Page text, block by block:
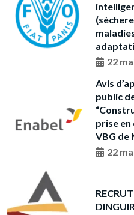
22
Avis
public
prise en
VBG de
22